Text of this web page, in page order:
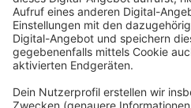
Richtungen. Die Sperrung
kann, sollte den Bereich
ADAC dazu, erst nach 18 Uhr
Staus zu erwarten.